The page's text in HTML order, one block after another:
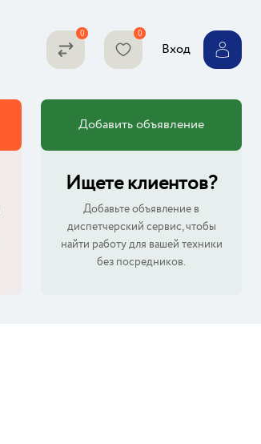
Вход
Добавить объявление
Ищете клиентов?
Добавьте объявление в
диспетчерский сервис, чтобы
найти работу для вашей техники
без посредников.